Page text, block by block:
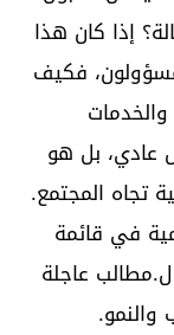
إذا كان هذا
فكيف
عادي، بل هو
تجاه المجتمع.
في قائمة
عاجلة
والنمو.